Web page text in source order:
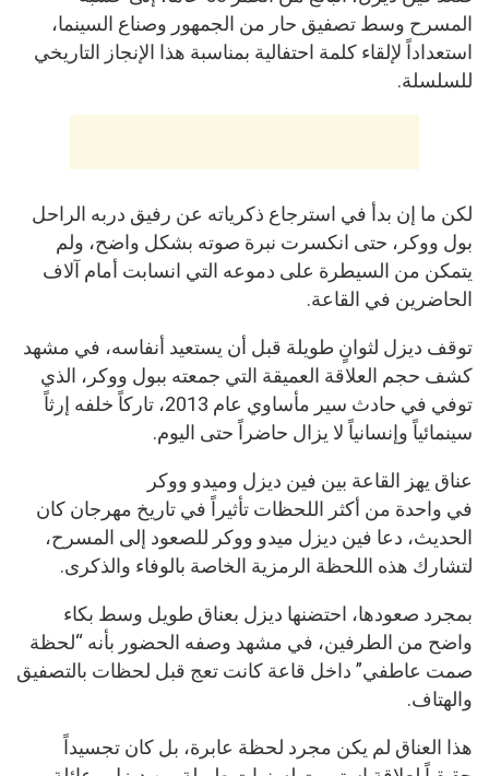
المسرح وسط تصفيق حار من الجمهور وصناع السينما،
استعداداً لإلقاء كلمة احتفالية بمناسبة هذا الإنجاز التاريخي
للسلسلة.
لكن ما إن بدأ في استرجاع ذكرياته عن رفيق دربه الراحل
بول ووكر، حتى انكسرت نبرة صوته بشكل واضح، ولم
يتمكن من السيطرة على دموعه التي انسابت أمام آلاف
الحاضرين في القاعة.
توقف ديزل لثوانٍ طويلة قبل أن يستعيد أنفاسه، في مشهد
كشف حجم العلاقة العميقة التي جمعته ببول ووكر، الذي
توفي في حادث سير مأساوي عام 2013، تاركاً خلفه إرثاً
سينمائياً وإنسانياً لا يزال حاضراً حتى اليوم.
عناق يهز القاعة بين فين ديزل وميدو ووكر
في واحدة من أكثر اللحظات تأثيراً في تاريخ مهرجان كان
الحديث، دعا فين ديزل ميدو ووكر للصعود إلى المسرح،
لتشارك هذه اللحظة الرمزية الخاصة بالوفاء والذكرى.
بمجرد صعودها، احتضنها ديزل بعناق طويل وسط بكاء
واضح من الطرفين، في مشهد وصفه الحضور بأنه “لحظة
صمت عاطفي” داخل قاعة كانت تعج قبل لحظات بالتصفيق
والهتاف.
هذا العناق لم يكن مجرد لحظة عابرة، بل كان تجسيداً